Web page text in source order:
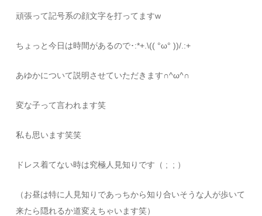
頑張って記号系の顔文字を打ってますw
ちょっと今日は時間があるので･:*+.\(( °ω° ))/.:+
あゆかについて説明させていただきます∩^ω^∩
変な子って言われます笑
私も思います笑笑
ドレス着てない時は究極人見知りです（ ; ; ）
（お昼は特に人見知りであっちから知り合いそうな人が歩いて
来たら隠れるか道変えちゃいます笑）